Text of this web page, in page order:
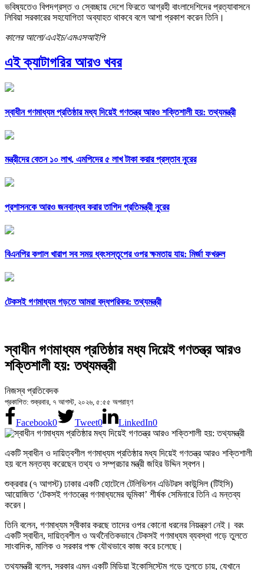
ভবিষ্যতেও বিপদগ্রস্ত ও স্বেচ্ছায় দেশে ফিরতে আগ্রহী বাংলাদেশিদের প্রত্যাবাসনে
লিবিয়া সরকারের সহযোগিতা অব্যাহত থাকবে বলে আশা প্রকাশ করেন তিনি।
কালের আলো/এএইচ/এমএসআইপি
এই ক্যাটাগরির আরও খবর
স্বাধীন গণমাধ্যম প্রতিষ্ঠার মধ্য দিয়েই গণতন্ত্র আরও শক্তিশালী হয়: তথ্যমন্ত্রী
মন্ত্রীদের বেতন ১০ লাখ, এমপিদের ৫ লাখ টাকা করার প্রস্তাব নুরের
প্রশাসনকে আরও জনবান্ধব করার তাগিদ প্রতিমন্ত্রী নুরের
বিএনপির কপাল খারাপ সব সময় ধ্বংসস্তূপের ওপর ক্ষমতায় যায়: মির্জা ফখরুল
টেকসই গণমাধ্যম গড়তে আমরা বদ্ধপরিকর: তথ্যমন্ত্রী
স্বাধীন গণমাধ্যম প্রতিষ্ঠার মধ্য দিয়েই গণতন্ত্র আরও
শক্তিশালী হয়: তথ্যমন্ত্রী
নিজস্ব প্রতিবেদক
প্রকাশিত: শুক্রবার, ৭ আগস্ট, ২০২৬, ৫:৫৫ অপরাহ্ণ
Facebook0 Tweet0 LinkedIn0
একটি স্বাধীন ও দায়িত্বশীল গণমাধ্যম প্রতিষ্ঠার মধ্য দিয়েই গণতন্ত্র আরও শক্তিশালী
হয় বলে মন্তব্য করেছেন তথ্য ও সম্প্রচার মন্ত্রী জহির উদ্দিন স্বপন।
শুক্রবার (৭ আগস্ট) ঢাকার একটি হোটেলে টেলিভিশন এডিটরস কাউন্সিল (টিইসি)
আয়োজিত ‘টেকসই গণতন্ত্রে গণমাধ্যমের ভূমিকা’ শীর্ষক সেমিনারে তিনি এ মন্তব্য
করেন।
তিনি বলেন, গণমাধ্যম স্বীকার করছে তাদের ওপর কোনো ধরনের নিয়ন্ত্রণ নেই। বরং
একটি স্বাধীন, দায়িত্বশীল ও অর্থনৈতিকভাবে টেকসই গণমাধ্যম ব্যবস্থা গড়ে তুলতে
সাংবাদিক, মালিক ও সরকার পক্ষ যৌথভাবে কাজ করে চলেছে।
তথ্যমন্ত্রী বলেন, সরকার এমন একটি মিডিয়া ইকোসিস্টেম গড়ে তুলতে চায়, যেখানে